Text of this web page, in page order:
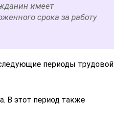
имеет
срока за работу
периоды трудовой
В этот период также